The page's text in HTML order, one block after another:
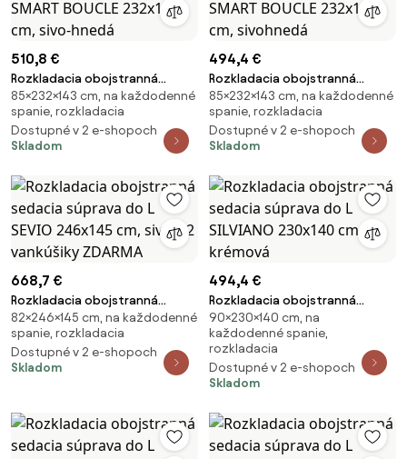
510,8 €
Rozkladacia obojstranná
sedacia súprava do L SMART
BOUCLE 232x143 cm, sivo-
hnedá
85×232×143 cm, na každodenné
spanie, rozkladacia
Dostupné v 2 e-shopoch
Skladom
494,4 €
Rozkladacia obojstranná
sedacia súprava do L SMART
BOUCLE 232x143 cm, sivohnedá
85×232×143 cm, na každodenné
spanie, rozkladacia
Dostupné v 2 e-shopoch
Skladom
668,7 €
Rozkladacia obojstranná
sedacia súprava do L SEVIO
246x145 cm, sivá + 2 vankúšiky
ZDARMA
82×246×145 cm, na každodenné
spanie, rozkladacia
Dostupné v 2 e-shopoch
Skladom
494,4 €
Rozkladacia obojstranná
sedacia súprava do L SILVIANO
230x140 cm, krémová
90×230×140 cm, na
každodenné spanie,
rozkladacia
Dostupné v 2 e-shopoch
Skladom